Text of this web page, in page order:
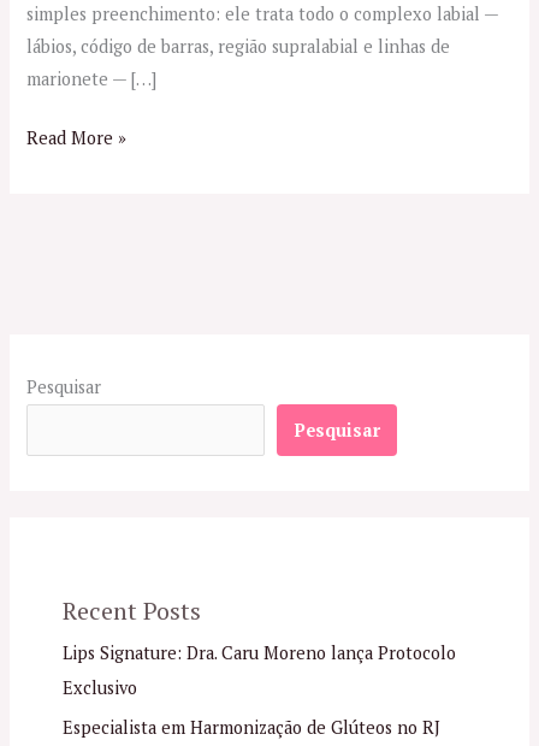
simples preenchimento: ele trata todo o complexo labial —
lábios, código de barras, região supralabial e linhas de
marionete — […]
Read More »
Pesquisar
Pesquisar
Recent Posts
Lips Signature: Dra. Caru Moreno lança Protocolo
Exclusivo
Especialista em Harmonização de Glúteos no RJ